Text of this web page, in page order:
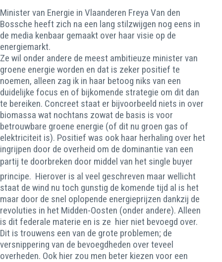
Minister van Energie in Vlaanderen Freya Van den
Bossche heeft zich na een lang stilzwijgen nog eens in
de media kenbaar gemaakt over haar visie op de
energiemarkt.
Ze wil onder andere de meest ambitieuze minister van
groene energie worden en dat is zeker positief te
noemen, alleen zag ik in haar betoog niks van een
duidelijke focus en of bijkomende strategie om dit dan
te bereiken. Concreet staat er bijvoorbeeld niets in over
biomassa wat nochtans zowat de basis is voor
betrouwbare groene energie (of dit nu groen gas of
elektriciteit is). Positief was ook haar herhaling over het
ingrijpen door de overheid om de dominantie van een
partij te doorbreken door middel van het single buyer
principe. Hierover is al veel geschreven maar wellicht
staat de wind nu toch gunstig de komende tijd al is het
maar door de snel oplopende energieprijzen dankzij de
revoluties in het Midden-Oosten (onder andere). Alleen
is dit federale materie en is ze hier niet bevoegd over.
Dit is trouwens een van de grote problemen; de
versnippering van de bevoegdheden over teveel
overheden. Ook hier zou men beter kiezen voor een